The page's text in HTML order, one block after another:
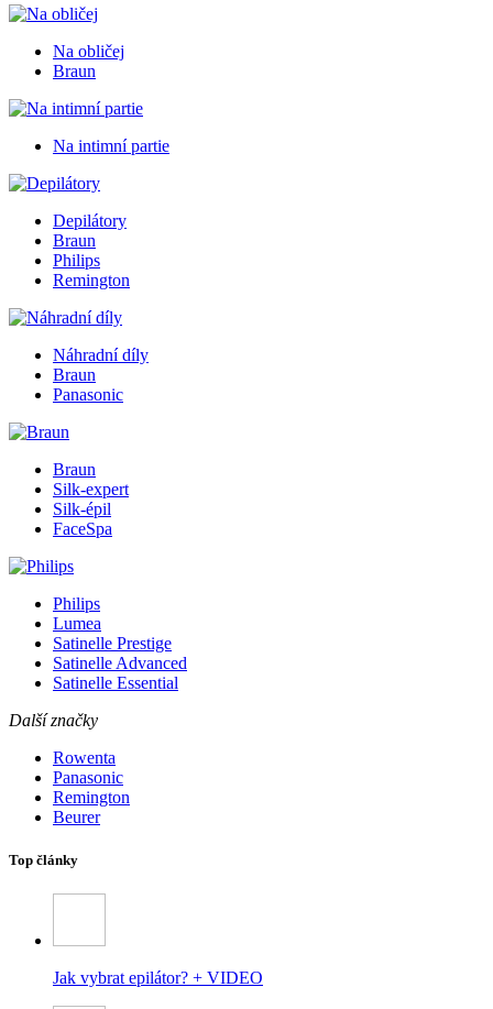
Na obličej
Braun
Na intimní partie
Depilátory
Braun
Philips
Remington
Náhradní díly
Braun
Panasonic
Braun
Silk-expert
Silk-épil
FaceSpa
Philips
Lumea
Satinelle Prestige
Satinelle Advanced
Satinelle Essential
Další značky
Rowenta
Panasonic
Remington
Beurer
Top články
Jak vybrat epilátor? + VIDEO